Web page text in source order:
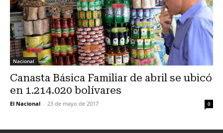
Nacional
Canasta Básica Familiar de abril se ubicó
en 1.214.020 bolívares
El Nacional - 23 de mayo de 2017 0